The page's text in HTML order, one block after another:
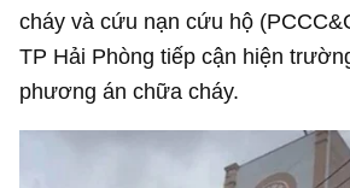
cháy và cứu nạn cứu hộ
TP Hải Phòng tiếp cận hiện
phương án chữa cháy.